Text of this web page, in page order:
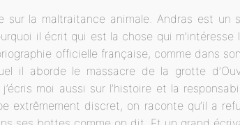
sur la maltraitance animale. Andras est un
il écrit qui est la chose qui m’intéresse
officielle française, comme dans
il aborde le massacre de la grotte
moi aussi sur l’histoire et la
extrêmement discret, on raconte qu’il a